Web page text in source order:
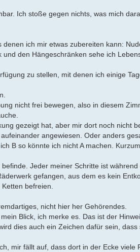
Ich stoße gegen nichts, was mich
ich mir etwas zubereiten kann:
den Hängeschränken sehe ich
zu stellen, mit denen ich einige
nicht frei bewegen, also in diesem
gezeigt hat, aber mir dort noch nicht
angewiesen. Oder anders
B so könnte ich nicht A machen.
Jeder meiner Schritte ist
gefangen, aus dem es kein
befreien.
nicht hier her Gehörendes.
Blick, ich merke es. Das ist der
dies auch ein Zeichen dafür sein,
mir fällt auf, dass dort in der Ecke viele